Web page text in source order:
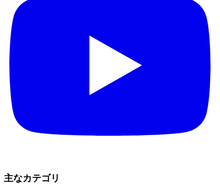
主なカテゴリ